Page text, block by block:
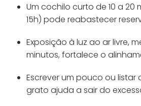
Um cochilo curto de 10 a 20
15h) pode reabastecer
Exposição à luz ao ar livre,
minutos, fortalece o
Escrever um pouco ou listar
grato ajuda a sair do